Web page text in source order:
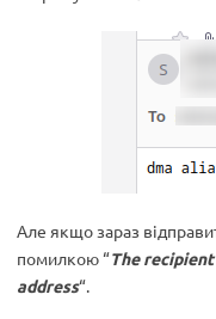
Але якщо зараз
помилкою “The
address“.